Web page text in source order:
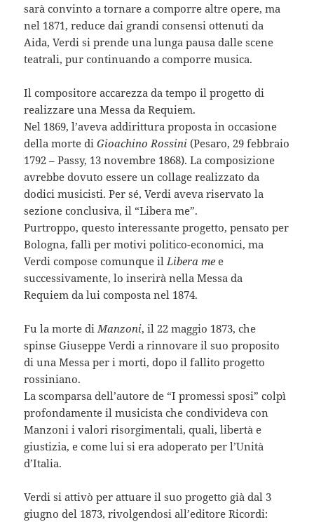
sarà convinto a tornare a comporre altre opere, ma
nel 1871, reduce dai grandi consensi ottenuti da
Aida, Verdi si prende una lunga pausa dalle scene
teatrali, pur continuando a comporre musica.
Il compositore accarezza da tempo il progetto di
realizzare una Messa da Requiem.
Nel 1869, l’aveva addirittura proposta in occasione
della morte diGioachino Rossini (Pesaro, 29 febbraio
1792 – Passy, 13 novembre 1868). La composizione
avrebbe dovuto essere un collage realizzato da
dodici musicisti. Per sé, Verdi aveva riservato la
sezione conclusiva, il “Libera me”.
Purtroppo, questo interessante progetto, pensato per
Bologna, fallì per motivi politico-economici, ma
Verdi compose comunque il Libera me e
successivamente, lo inserirà nella Messa da
Requiem da lui composta nel 1874.
Fu la morte di Manzoni, il 22 maggio 1873, che
spinse Giuseppe Verdi a rinnovare il suo proposito
di una Messa per i morti, dopo il fallito progetto
rossiniano.
La scomparsa dell’autore de “I promessi sposi” colpì
profondamente il musicista che condivideva con
Manzoni i valori risorgimentali, quali, libertà e
giustizia, e come lui si era adoperato per l’Unità
d’Italia.
Verdi si attivò per attuare il suo progetto già dal 3
giugno del 1873, rivolgendosi all’editore Ricordi: